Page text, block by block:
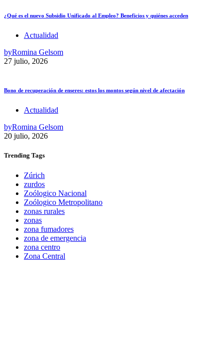
¿Qué es el nuevo Subsidio Unificado al Empleo? Beneficios y quiénes acceden
Actualidad
byRomina Gelsom
27 julio, 2026
Bono de recuperación de enseres: estos los montos según nivel de afectación
Actualidad
byRomina Gelsom
20 julio, 2026
Trending Tags
Zúrich
zurdos
Zoólogico Nacional
Zoólogico Metropolitano
zonas rurales
zonas
zona fumadores
zona de emergencia
zona centro
Zona Central